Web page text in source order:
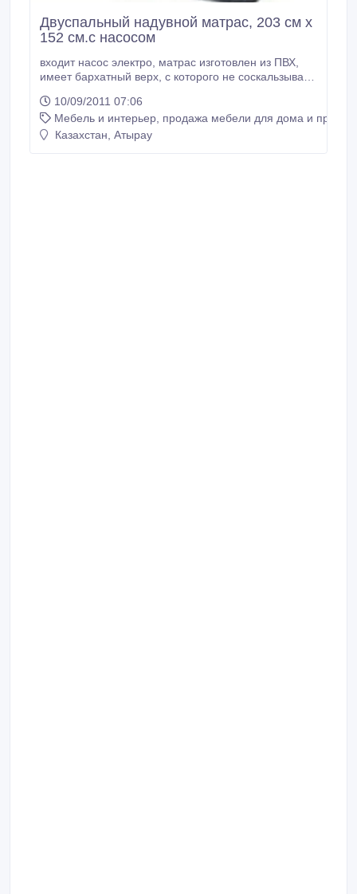
Двуспальный надувной матрас, 203 см х
152 см.с насосом
входит насос электро, матрас изготовлен из ПВХ,
имеет бархатный верх, с которого не соскальзывает
туризма, а также в качестве временного или
дополнительного спального места в городских
квартирах, на даче и т.п. Надувной матрас
10/09/2011 07:06
Мебель и интерьер, продажа мебели для дома и
Казахстан, Атырау